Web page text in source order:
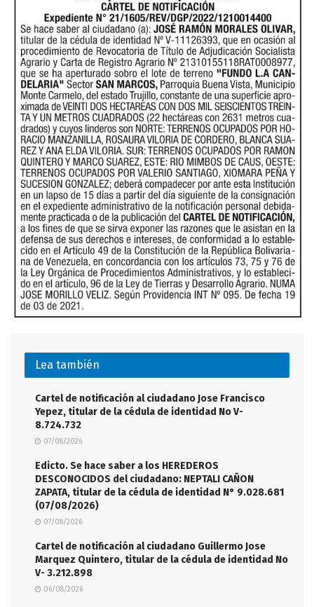
Lea también
Cartel de notificación al ciudadano Jose Francisco
Yepez, titular de la cédula de identidad No V-
8.724.732
07/08/2026
Edicto. Se hace saber a los HEREDEROS
DESCONOCIDOS del ciudadano: NEPTALI CAÑON
ZAPATA, titular de la cédula de identidad N° 9.028.681
(07/08/2026)
07/08/2026
Cartel de notificación al ciudadano Guillermo Jose
Marquez Quintero, titular de la cédula de identidad No
V- 3.212.898
06/08/2026